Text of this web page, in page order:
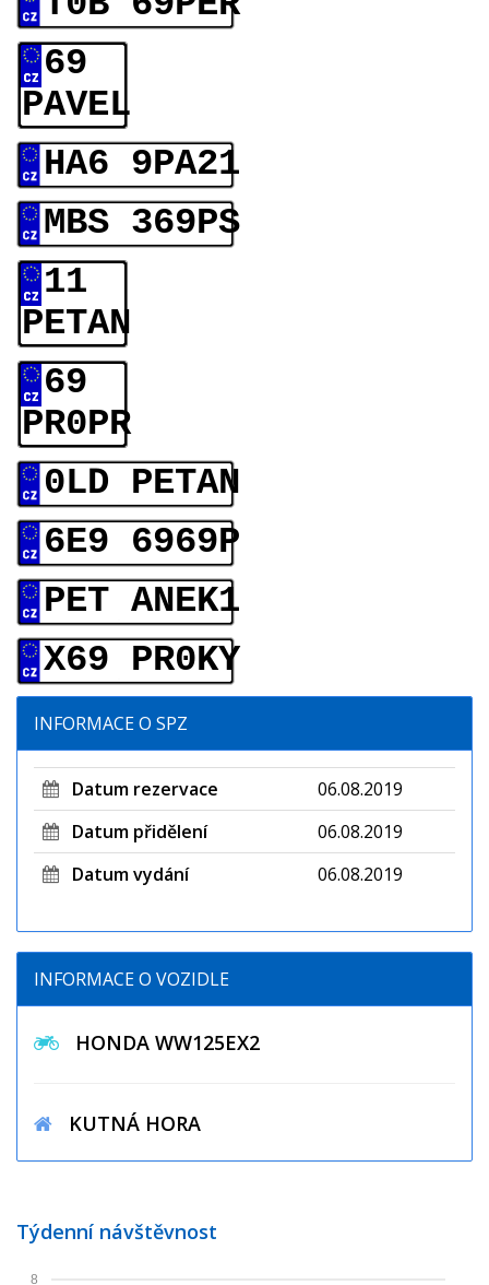
69
PAVEL
HA6 9PA21
MBS 369PS
11
PETAN
69
PR0PR
0LD PETAN
6E9 6969P
PET ANEK1
X69 PR0KY
INFORMACE O SPZ
Datum rezervace
06.08.2019
Datum přidělení
06.08.2019
Datum vydání
06.08.2019
INFORMACE O VOZIDLE
HONDA WW125EX2
KUTNÁ HORA
Týdenní návštěvnost
8